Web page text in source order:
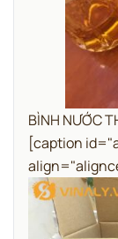
BÌNH NƯỚC
[caption